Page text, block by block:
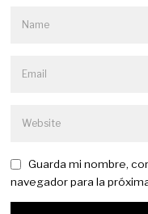
Guarda mi nombre,
navegador para la